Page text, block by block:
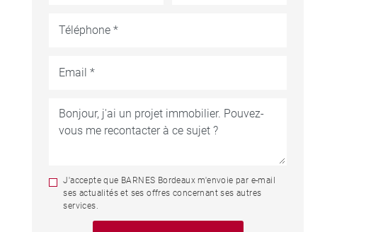
J'accepte que BARNES Bordeaux m'envoie par e-mail
ses actualités et ses offres concernant ses autres
services.